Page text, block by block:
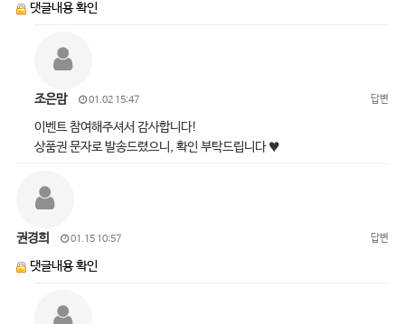
댓글내용 확인
조은맘 01.02 15:47 답변
이벤트 참여해주셔서 감사합니다!
상품권 문자로 발송드렸으니, 확인 부탁드립니다 ♥
권경희 01.15 10:57 답변
댓글내용 확인